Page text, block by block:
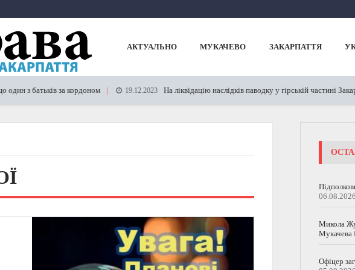
АКТУАЛЬНО МУКАЧЕВО ЗАКАРПАТТЯ
з батьків за кордоном 19.12.2023 На ліквідацію наслідків паводку у гірській частині
06.08.2026
Микола
Мукачева
Офіцер